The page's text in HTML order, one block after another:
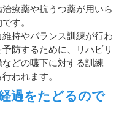
療薬や抗うつ薬が用いら
す。
持やバランス訓練が行わ
防するために、リハビリ
どの嚥下に対する訓練
われます。
過をたどるので